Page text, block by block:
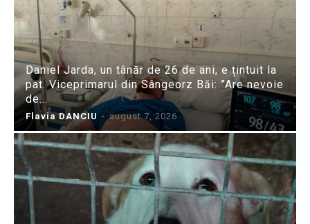
Daniel Jarda, un tânăr de 26 de ani, e țintuit la
pat. Viceprimarul din Sângeorz Băi: ”Are nevoie
de...
Flavia DANCIU - august 7, 2026